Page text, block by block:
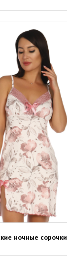
ночные сорочки